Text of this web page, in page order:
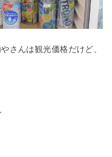
さんは観光価格だけど、